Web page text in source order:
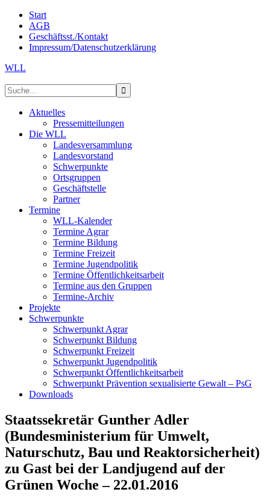
Start
AGB
Geschäftsst./Kontakt
Impressum/Datenschutzerklärung
WLL
Aktuelles
Pressemitteilungen
Die WLL
Landesversammlung
Landesvorstand
Schwerpunkte
Ortsgruppen
Geschäftstelle
Partner
Termine
WLL-Kalender
Termine Agrar
Termine Bildung
Termine Freizeit
Termine Jugendpolitik
Termine Öffentlichkeitsarbeit
Termine aus den Gruppen
Termine-Archiv
Projekte
Schwerpunkte
Schwerpunkt Agrar
Schwerpunkt Bildung
Schwerpunkt Freizeit
Schwerpunkt Jugendpolitik
Schwerpunkt Öffentlichkeitsarbeit
Schwerpunkt Prävention sexualisierte Gewalt – PsG
Downloads
Staatssekretär Gunther Adler
(Bundesministerium für Umwelt,
Naturschutz, Bau und Reaktorsicherheit)
zu Gast bei der Landjugend auf der
Grünen Woche – 22.01.2016